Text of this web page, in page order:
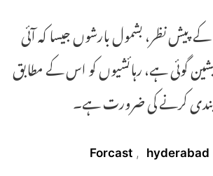
پیش نظر، بشمول بارشوں جیسا کہ آئی
گوئی ہے، رہائشیوں کو اس کے مطابق
بندی کرنے کی ضرورت ہے۔
Forcast , hyderabad